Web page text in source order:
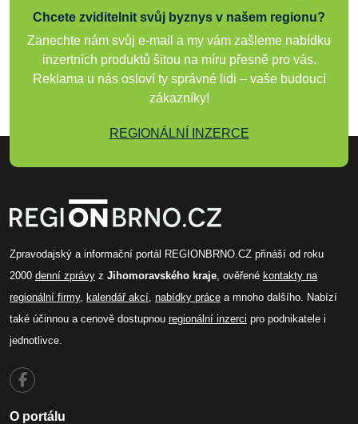
Chcete zviditelnit svůj byznys v našem regionu?
Zanechte nám svůj e-mail a my vám zašleme nabídku
inzertních produktů šitou na míru přesně pro vás.
Reklama u nás osloví ty správné lidi – vaše budoucí
zákazníky!
REGIONÁLNÍ INZERCE
Zpravodajský a informační portál REGIONBRNO.CZ přináší od roku
2000 denní zprávy z Jihomoravského kraje, ověřené kontakty na
regionální firmy, kalendář akcí, nabídky práce a mnoho dalšího. Nabízí
také účinnou a cenově dostupnou regionální inzerci pro podnikatele i
jednotlivce.
O portálu